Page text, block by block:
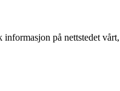
på nettstedet